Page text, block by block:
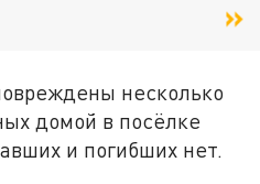
несколько
домой в посёлке
и погибших нет.